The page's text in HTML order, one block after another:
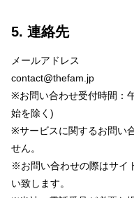
5. 連絡先
メールアドレス
contact@thefam.jp
※お問い合わせ受付時間：
始を除く)
※サービスに関するお問い
せん。
※お問い合わせの際はサイ
い致します。